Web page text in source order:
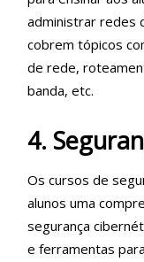
administrar redes
cobrem tópicos
de rede,
banda, etc.
4.
Os cursos de
alunos uma
segurança
e ferramentas